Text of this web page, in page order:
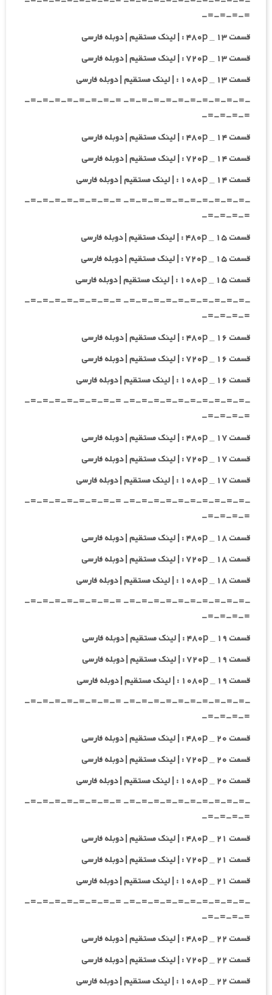
=-=-=-=-
قسمت ۱۳ _ ۴۸۰p : | لینک مستقیم | دوبله فارسی
قسمت ۱۳ _ ۷۲۰p : | لینک مستقیم | دوبله فارسی
قسمت ۱۳ _ ۱۰۸۰p : | لینک مستقیم | دوبله فارسی
-=-=-=-=-=-=-=-=-=-=- =-=-=-=-=-=-=-=-
=-=-=-=-
قسمت ۱۴ _ ۴۸۰p : | لینک مستقیم | دوبله فارسی
قسمت ۱۴ _ ۷۲۰p : | لینک مستقیم | دوبله فارسی
قسمت ۱۴ _ ۱۰۸۰p : | لینک مستقیم | دوبله فارسی
-=-=-=-=-=-=-=-=-=-=- =-=-=-=-=-=-=-=-
=-=-=-=-
قسمت ۱۵ _ ۴۸۰p : | لینک مستقیم | دوبله فارسی
قسمت ۱۵ _ ۷۲۰p : | لینک مستقیم | دوبله فارسی
قسمت ۱۵ _ ۱۰۸۰p : | لینک مستقیم | دوبله فارسی
-=-=-=-=-=-=-=-=-=-=- =-=-=-=-=-=-=-=-
=-=-=-=-
قسمت ۱۶ _ ۴۸۰p : | لینک مستقیم | دوبله فارسی
قسمت ۱۶ _ ۷۲۰p : | لینک مستقیم | دوبله فارسی
قسمت ۱۶ _ ۱۰۸۰p : | لینک مستقیم | دوبله فارسی
-=-=-=-=-=-=-=-=-=-=- =-=-=-=-=-=-=-=-
=-=-=-=-
قسمت ۱۷ _ ۴۸۰p : | لینک مستقیم | دوبله فارسی
قسمت ۱۷ _ ۷۲۰p : | لینک مستقیم | دوبله فارسی
قسمت ۱۷ _ ۱۰۸۰p : | لینک مستقیم | دوبله فارسی
-=-=-=-=-=-=-=-=-=-=- =-=-=-=-=-=-=-=-
=-=-=-=-
قسمت ۱۸ _ ۴۸۰p : | لینک مستقیم | دوبله فارسی
قسمت ۱۸ _ ۷۲۰p : | لینک مستقیم | دوبله فارسی
قسمت ۱۸ _ ۱۰۸۰p : | لینک مستقیم | دوبله فارسی
-=-=-=-=-=-=-=-=-=-=- =-=-=-=-=-=-=-=-
=-=-=-=-
قسمت ۱۹ _ ۴۸۰p : | لینک مستقیم | دوبله فارسی
قسمت ۱۹ _ ۷۲۰p : | لینک مستقیم | دوبله فارسی
قسمت ۱۹ _ ۱۰۸۰p : | لینک مستقیم | دوبله فارسی
-=-=-=-=-=-=-=-=-=-=- =-=-=-=-=-=-=-=-
=-=-=-=-
قسمت ۲۰ _ ۴۸۰p : | لینک مستقیم | دوبله فارسی
قسمت ۲۰ _ ۷۲۰p : | لینک مستقیم | دوبله فارسی
قسمت ۲۰ _ ۱۰۸۰p : | لینک مستقیم | دوبله فارسی
-=-=-=-=-=-=-=-=-=-=- =-=-=-=-=-=-=-=-
=-=-=-=-
قسمت ۲۱ _ ۴۸۰p : | لینک مستقیم | دوبله فارسی
قسمت ۲۱ _ ۷۲۰p : | لینک مستقیم | دوبله فارسی
قسمت ۲۱ _ ۱۰۸۰p : | لینک مستقیم | دوبله فارسی
-=-=-=-=-=-=-=-=-=-=- =-=-=-=-=-=-=-=-
=-=-=-=-
قسمت ۲۲ _ ۴۸۰p : | لینک مستقیم | دوبله فارسی
قسمت ۲۲ _ ۷۲۰p : | لینک مستقیم | دوبله فارسی
قسمت ۲۲ _ ۱۰۸۰p : | لینک مستقیم | دوبله فارسی